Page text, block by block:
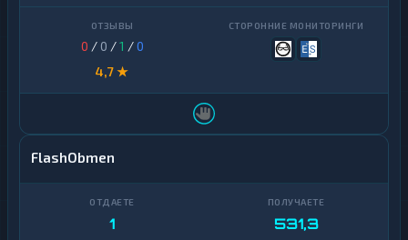
0 / 0 /1 /0
4,7 ★
FlashObmen
1 531,3